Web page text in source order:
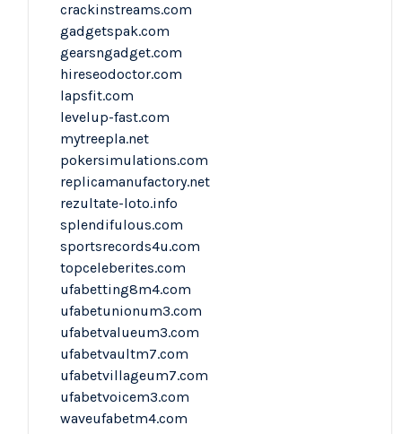
crackinstreams.com
gadgetspak.com
gearsngadget.com
hireseodoctor.com
lapsfit.com
levelup-fast.com
mytreepla.net
pokersimulations.com
replicamanufactory.net
rezultate-loto.info
splendifulous.com
sportsrecords4u.com
topceleberites.com
ufabetting8m4.com
ufabetunionum3.com
ufabetvalueum3.com
ufabetvaultm7.com
ufabetvillageum7.com
ufabetvoicem3.com
waveufabetm4.com